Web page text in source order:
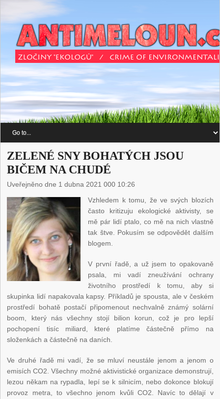
ZELENÉ SNY BOHATÝCH JSOU
BIČEM NA CHUDÉ
Uveřejněno dne 1 dubna 2021 000 10:26
Vzhledem k tomu, že ve svých blozích
často kritizuju ekologické aktivisty, se
mě pár lidí ptalo, co mě na nich vlastně
tak štve. Pokusím se odpovědět dalším
blogem.
V první řadě, a už jsem to opakovaně
psala, mi vadí zneužívání ochrany
životního prostředí k tomu, aby si
skupinka lidí napakovala kapsy. Příkladů je spousta, ale v českém
prostředí bohatě postačí připomenout nechvalně známý solární
boom, který nás všechny stojí bilion korun, což je pro lepší
pochopení tisíc miliard, které platíme částečně přímo na
složenkách a částečně na daních.
Ve druhé řadě mi vadí, že se mluví neustále jenom a jenom o
emisích CO2. Všechny možné aktivistické organizace demonstrují,
lezou někam na rypadla, lepí se k silnicím, nebo dokonce blokují
provoz metra, to všechno jenom kvůli CO2. Navíc to dělají v